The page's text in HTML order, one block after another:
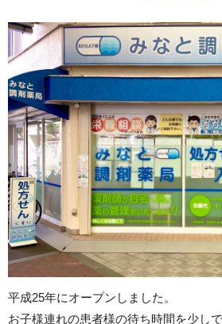
平成25年にオープンしました。
お子様連れの患者様の待ち時間を少し